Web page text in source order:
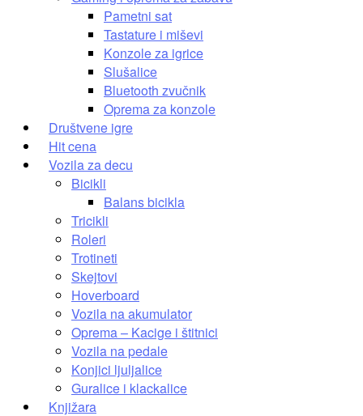
Pametni sat
Tastature i miševi
Konzole za igrice
Slušalice
Bluetooth zvučnik
Oprema za konzole
Društvene igre
Hit cena
Vozila za decu
Bicikli
Balans bicikla
Tricikli
Roleri
Trotineti
Skejtovi
Hoverboard
Vozila na akumulator
Oprema – Kacige i štitnici
Vozila na pedale
Konjici ljuljalice
Guralice i klackalice
Knjižara